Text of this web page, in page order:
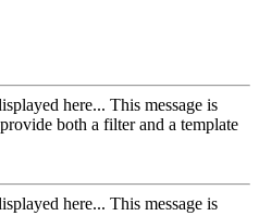
here... This message is
both a filter and a template
here... This message is